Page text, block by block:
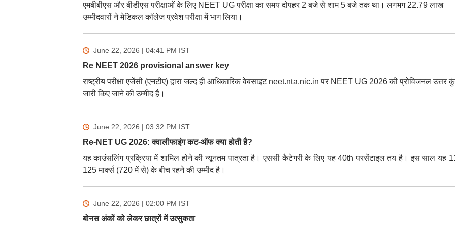
एमबीबीएस और बीडीएस परीक्षाओं के लिए NEET UG परीक्षा का समय दोपहर 2 बजे से शाम 5 बजे तक था। लगभग 22.79 लाख
उम्मीदवारों ने मेडिकल कॉलेज प्रवेश परीक्षा में भाग लिया।
June 22, 2026 | 04:41 PM IST
Re NEET 2026 provisional answer key
राष्ट्रीय परीक्षा एजेंसी (एनटीए) द्वारा जल्द ही आधिकारिक वेबसाइट neet.nta.nic.in पर NEET UG 2026 की प्रोविजनल उत्तर
जारी किए जाने की उम्मीद है।
June 22, 2026 | 03:32 PM IST
Re-NET UG 2026: क्वालीफाइंग कट-ऑफ क्या होती है?
यह काउंसलिंग प्रक्रिया में शामिल होने की न्यूनतम पात्रता है। एससी कैटेगरी के लिए यह 40th परसेंटाइल तय है। इस साल यह
125 मार्क्स (720 में से) के बीच रहने की उम्मीद है।
June 22, 2026 | 02:00 PM IST
बोनस अंकों को लेकर छात्रों में उत्सुकता